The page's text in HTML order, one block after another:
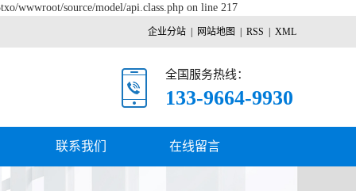
wwwroot/source/model/api.class.php on line 217
企业分站 网站地图 RSS XML
全国服务热线：
133-9664-9930
联系我们 在线留言